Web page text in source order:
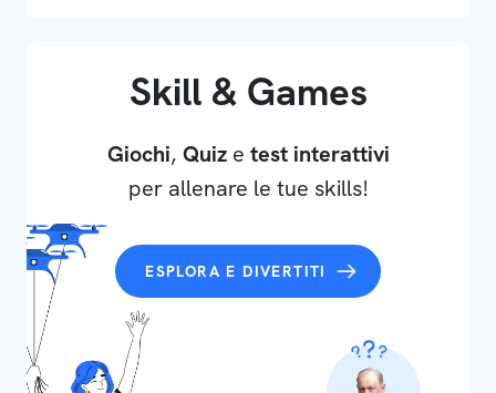
Skill & Games
Giochi, Quize test interattivi
per allenare le tue skills!
ESPLORA E DIVERTITI